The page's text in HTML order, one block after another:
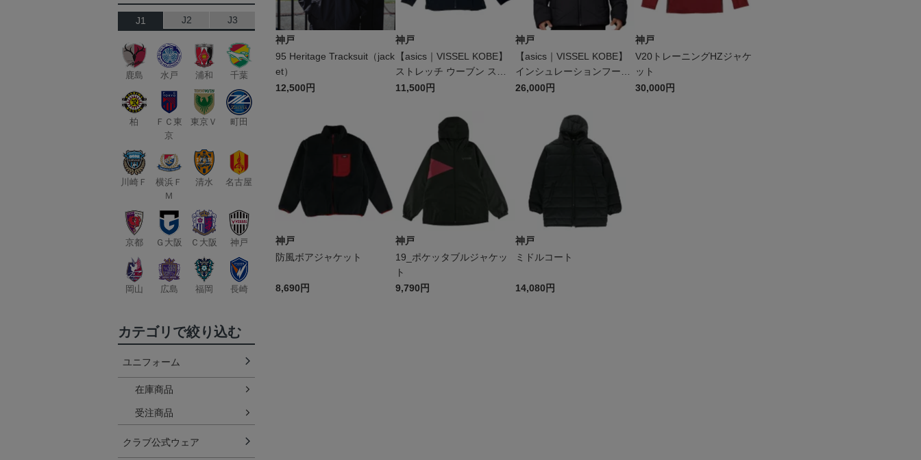
神戸
95 Heritage Tracksuit（jack
et）
12,500円
神戸
【asics｜VISSEL KOBE】
ストレッチ ウーブン スリ
ム ジャケット
11,500円
神戸
【asics｜VISSEL KOBE】
インシュレーションフード
ジャケット
26,000円
神戸
V20トレーニングHZジャケ
ット
30,000円
神戸
防風ボアジャケット
8,690円
神戸
19_ポケッタブルジャケッ
ト
9,790円
神戸
ミドルコート
14,080円
J1 J2 J3
鹿島 水戸 浦和 千葉
柏
ＦＣ東
京
東京Ｖ 町田
川崎Ｆ
横浜Ｆ
Ｍ
清水 名古屋
京都 Ｇ大阪 Ｃ大阪 神戸
岡山 広島 福岡 長崎
カテゴリで絞り込む
ユニフォーム
在庫商品
受注商品
クラブ公式ウェア